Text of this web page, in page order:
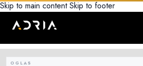
Skip to main content Skip to footer